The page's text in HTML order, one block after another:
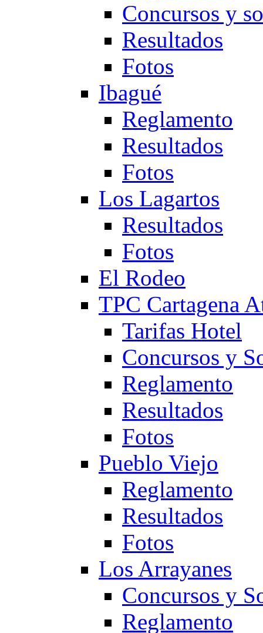
Concursos y
Resultados
Fotos
Ibagué
Reglamento
Resultados
Fotos
Los Lagartos
Resultados
Fotos
El Rodeo
TPC Cartagena
Tarifas Hotel
Concursos y
Reglamento
Resultados
Fotos
Pueblo Viejo
Reglamento
Resultados
Fotos
Los Arrayanes
Concursos y
Reglamento